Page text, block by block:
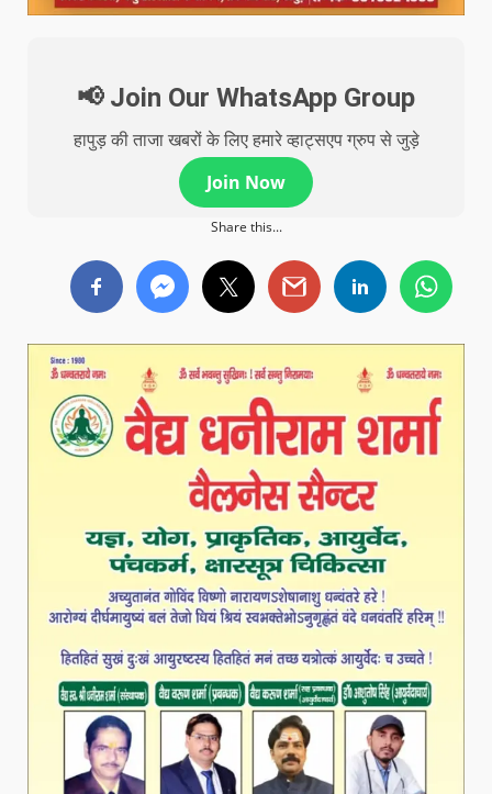
📢 Join Our WhatsApp Group
हापुड़ की ताजा खबरों के लिए हमारे व्हाट्सएप ग्रुप से जुड़े
Join Now
Share this...